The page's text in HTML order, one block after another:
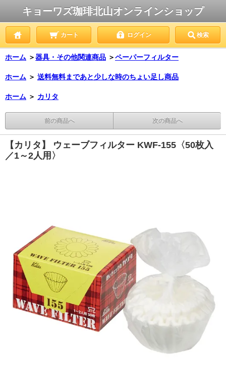
キョーワズ珈琲北山オンラインショップ
カート ログイン 検索
ホーム ＞器具・その他関連商品 ＞ペーパーフィルター
ホーム ＞ 送料無料まであと少しな時のちょい足し商品
ホーム ＞ カリタ
前の商品へ 次の商品へ
【カリタ】 ウェーブフィルター KWF-155〈50枚入
／1～2人用〉